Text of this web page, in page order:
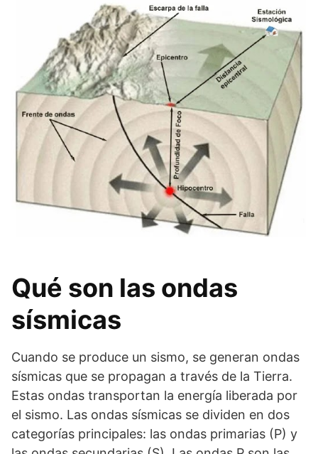
Qué son las ondas
sísmicas
Cuando se produce un sismo, se generan ondas
sísmicas que se propagan a través de la Tierra.
Estas ondas transportan la energía liberada por
el sismo. Las ondas sísmicas se dividen en dos
categorías principales: las ondas primarias (P) y